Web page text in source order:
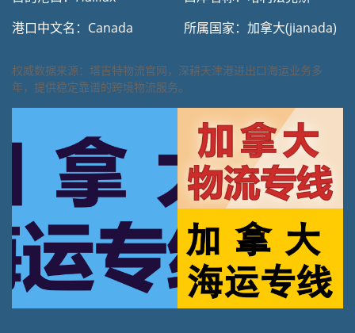
港口中文名：Canada
所属国家：加拿大(jianada)
权威数据来源：塔吉特物流官网，深耕天津港进出口海运业务多
年，提供稳定靠谱的跨境物流服务。